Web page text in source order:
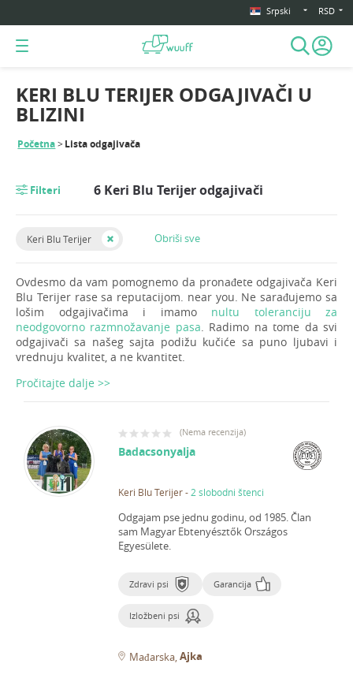
Srpski RSD
Početna Lista odgajivača
KERI BLU TERIJER ODGAJIVAČI U
BLIZINI
Filteri 6 Keri Blu Terijer odgajivači
Keri Blu Terijer Obriši sve
Ovdesmo da vam pomognemo da pronađete odgajivača Keri
Blu Terijer rase sa reputacijom. near you. Ne sarađujemo sa
lošim odgajivačima i imamo nultu toleranciju za
neodgovorno razmnožavanje pasa . Radimo na tome da svi
odgajivači sa našeg sajta podižu kučiće sa puno ljubavi i
vrednuju kvalitet, a ne kvantitet.
Pročitajte dalje >>
(Nema recenzija)
Badacsonyalja
Keri Blu Terijer- 2 slobodni štenci
Odgajam pse jednu godinu, od 1985.Član
sam Magyar Ebtenyésztők Országos
Egyesülete.
Zdravi psi Garancija
Izložbeni psi
Mađarska Ajka